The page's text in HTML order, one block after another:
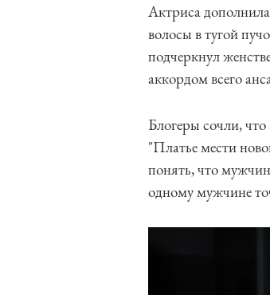
Актриса
волосы в тугой
подчеркнул
аккордом всего
Блогеры сочли,
"Платье мести
понять, что
одному мужчине